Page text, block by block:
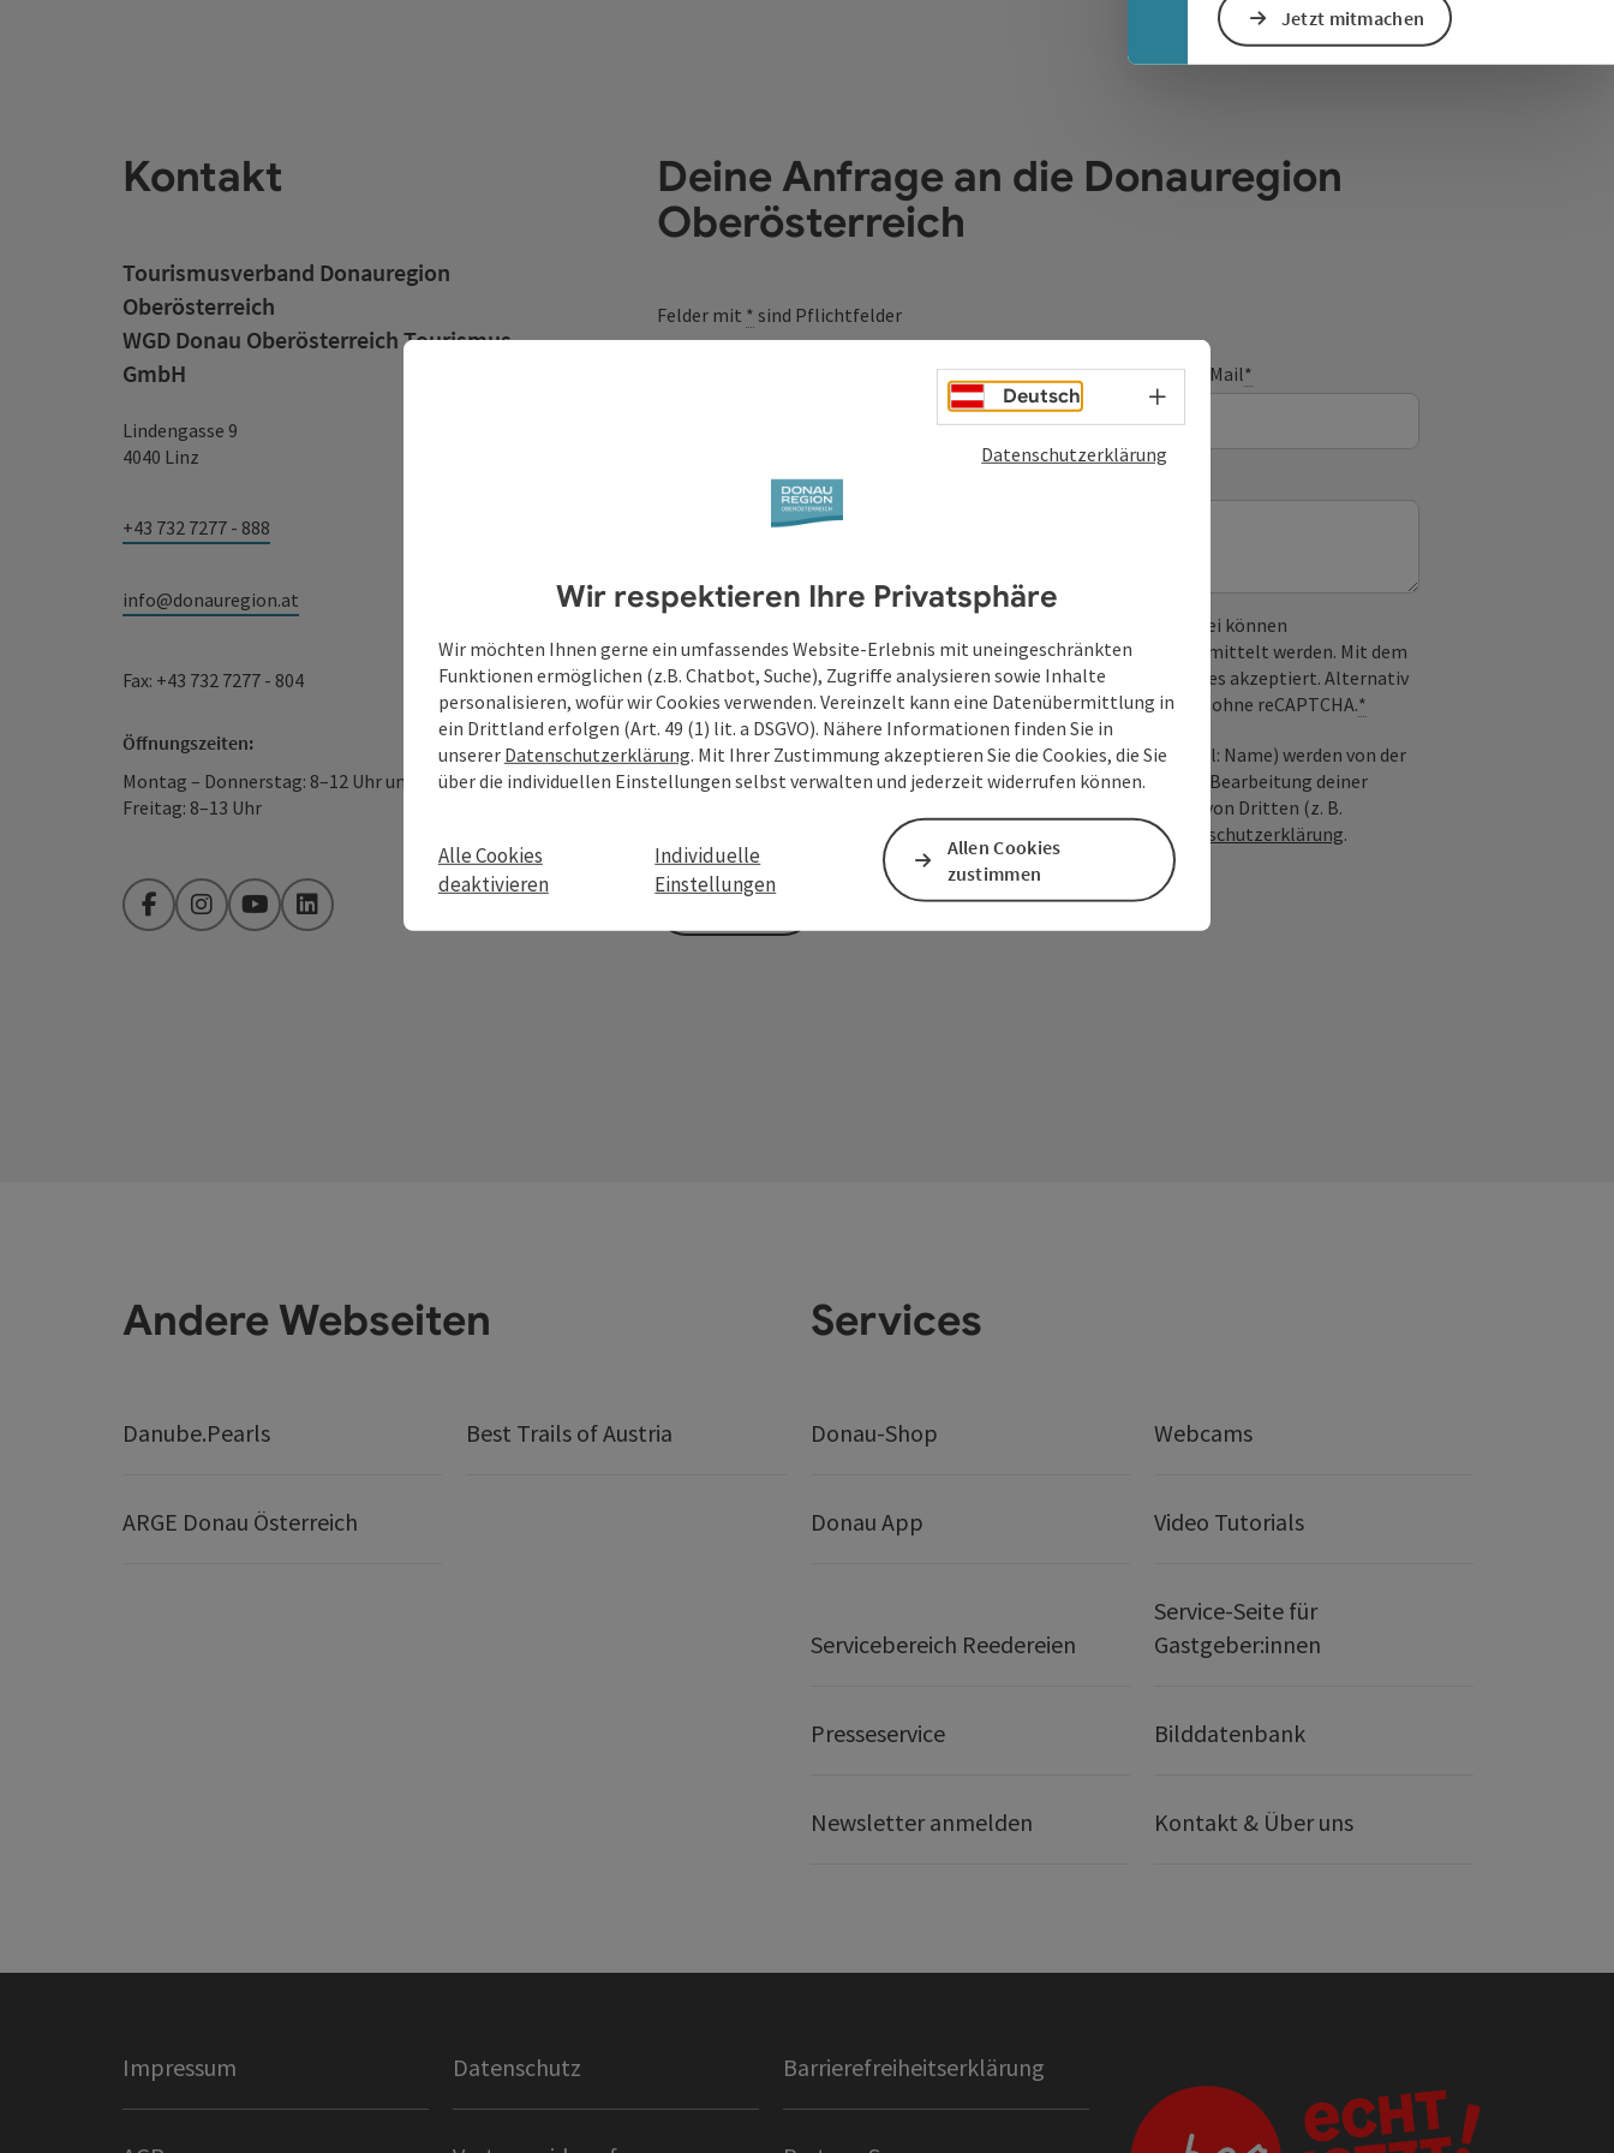
Jetzt mitmachen
Kontakt
Tourismusverband Donauregion
Oberösterreich
WGD Donau Oberösterreich Tourismus
GmbH
Lindengasse 9
4040 Linz
+43 732 7277 - 888
info@donauregion.at
Fax: +43 732 7277 - 804
Öffnungszeiten:
Montag – Donnerstag: 8–12 Uhr und 13–16 Uhr
Freitag: 8–13 Uhr
FacebookInstagramYouTubeLinkedIn
Deine Anfrage an die Donauregion
Oberösterreich
Felder mit * sind Pflichtfelder
Nachname E-Mail*
Unverbindliche Anfrage
Zum Schutz vor Spam wird Google reCAPTCHA verwendet. Dabei können
personenbezogene Daten (z. B. die IP-Adresse) an Google übermittelt werden. Mit dem
Absenden des Formulars werden die dafür erforderlichen Cookies akzeptiert. Alternativ
ist eine Kontaktaufnahme jederzeit per E-Mail möglich – ganz ohne reCAPTCHA.*
Deine bekannt gegebenen Daten (E-Mail-Adresse, Anfrage; optional: Name) werden von der
WGD Donau Oberösterreich Tourismus GmbH ausschließlich für die Bearbeitung deiner
Anfrage verwendet und nur dann weitergegeben, wenn die Anfrage von Dritten (z. B.
touristische Leistungsträger) zu beantworten ist. Siehe auchDatenschutzerklärung.
Andere Webseiten
Danube.Pearls Best Trails of Austria
ARGE Donau Österreich
Services
Donau-Shop Webcams
Donau App Video Tutorials
Servicebereich Reedereien
Service-Seite für
Gastgeber:innen
Presseservice Bilddatenbank
Newsletter anmelden Kontakt & Über uns
Impressum Datenschutz Barrierefreiheitserklärung
Deutsch Sprachwahl - Menü öffnen
Datenschutzerklärung
Wir respektieren Ihre Privatsphäre
Wir möchten Ihnen gerne ein umfassendes Website-Erlebnis mit uneingeschränkten
Funktionen ermöglichen (z.B. Chatbot, Suche), Zugriffe analysieren sowie Inhalte
personalisieren, wofür wir Cookies verwenden. Vereinzelt kann eine Datenübermittlung in
ein Drittland erfolgen (Art. 49 (1) lit. a DSGVO). Nähere Informationen finden Sie in
unserer Datenschutzerklärung. Mit Ihrer Zustimmung akzeptieren Sie die Cookies, die Sie
über die individuellen Einstellungen selbst verwalten und jederzeit widerrufen können.
Alle Cookies
deaktivieren
Individuelle
Einstellungen
Allen Cookies
zustimmen